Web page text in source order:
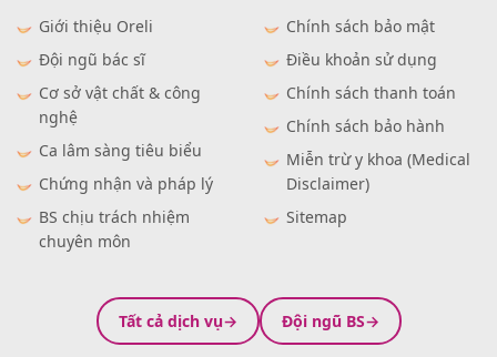
Giới thiệu Oreli
Đội ngũ bác sĩ
Cơ sở vật chất & công
nghệ
Ca lâm sàng tiêu biểu
Chứng nhận và pháp lý
BS chịu trách nhiệm
chuyên môn
Chính sách bảo mật
Điều khoản sử dụng
Chính sách thanh toán
Chính sách bảo hành
Miễn trừ y khoa (Medical
Disclaimer)
Sitemap
Tất cả dịch vụ Đội ngũ BS